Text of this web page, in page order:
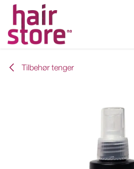
Skip to Content
Tilbehør tenger